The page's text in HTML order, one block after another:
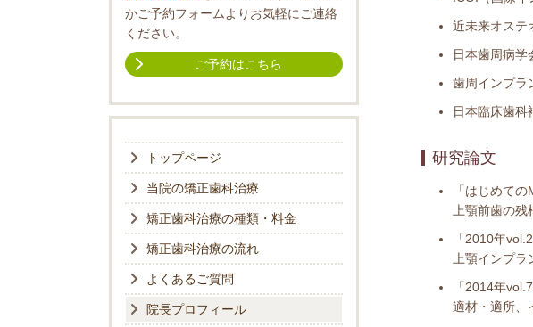
近未来オステ
日本歯周病学
歯周インプラ
日本臨床歯科
研究論文
「はじめて
上顎前歯の
「2010年
上顎インプ
「2014年
適材・適所、
かご予約フォームよりお気軽にご連絡
ください。
ご予約はこちら
トップページ
当院の矯正歯科治療
矯正歯科治療の種類・料金
矯正歯科治療の流れ
よくあるご質問
院長プロフィール